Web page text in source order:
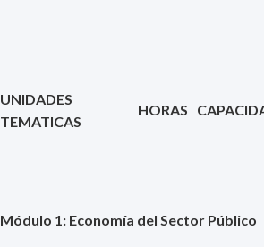
UNIDADES
TEMATICAS
HORAS
Módulo 1: Economía del Sector Público